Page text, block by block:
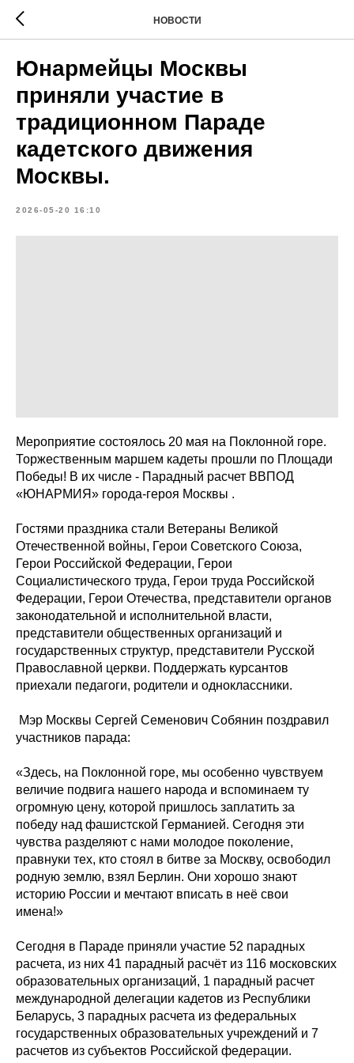
НОВОСТИ
Юнармейцы Москвы
приняли участие в
традиционном Параде
кадетского движения
Москвы.
2026-05-20 16:10
Мероприятие состоялось 20 мая на Поклонной горе.
Торжественным маршем кадеты прошли по Площади
Победы! В их числе - Парадный расчет ВВПОД
«ЮНАРМИЯ» города-героя Москвы .
Гостями праздника стали Ветераны Великой
Отечественной войны, Герои Советского Союза,
Герои Российской Федерации, Герои
Социалистического труда, Герои труда Российской
Федерации, Герои Отечества, представители органов
законодательной и исполнительной власти,
представители общественных организаций и
государственных структур, представители Русской
Православной церкви. Поддержать курсантов
приехали педагоги, родители и одноклассники.
️ Мэр Москвы Сергей Семенович Собянин поздравил
участников парада:
«Здесь, на Поклонной горе, мы особенно чувствуем
величие подвига нашего народа и вспоминаем ту
огромную цену, которой пришлось заплатить за
победу над фашистской Германией. Сегодня эти
чувства разделяют с нами молодое поколение,
правнуки тех, кто стоял в битве за Москву, освободил
родную землю, взял Берлин. Они хорошо знают
историю России и мечтают вписать в неё свои
имена!»
Сегодня в Параде приняли участие 52 парадных
расчета, из них 41 парадный расчёт из 116 московских
образовательных организаций, 1 парадный расчет
международной делегации кадетов из Республики
Беларусь, 3 парадных расчета из федеральных
государственных образовательных учреждений и 7
расчетов из субъектов Российской федерации.